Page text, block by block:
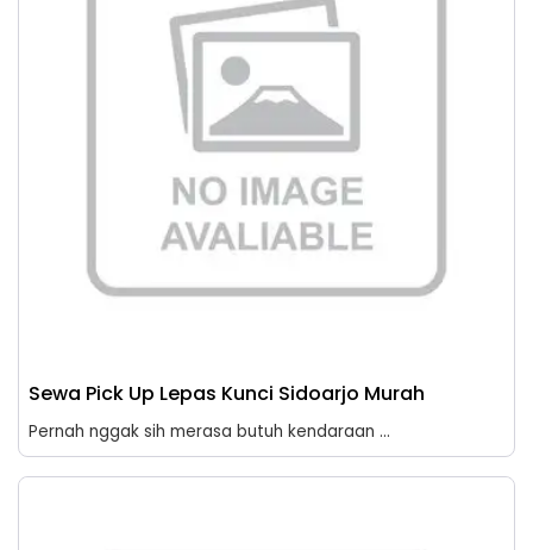
Sewa Pick Up Lepas Kunci Sidoarjo Murah
Pernah nggak sih merasa butuh kendaraan ...